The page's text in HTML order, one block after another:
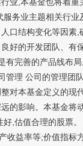
务业主题相关行
口结构变化等因
好的开发团队、
完善的产品线布
理 公司的管理团
对本基金定义的
的影响。本基金
,估值合理的股票
收益率等;价值指标